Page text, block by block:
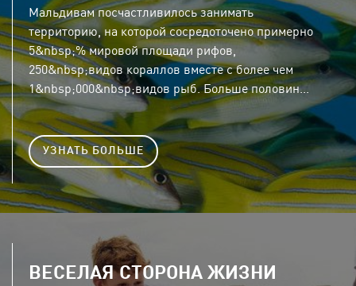
Мальдивам посчастливилось занимать
территорию, на которой сосредоточено примерно
5&nbsp;% мировой площади рифов,
250&nbsp;видов кораллов вместе с более чем
1&nbsp;000&nbsp;видов рыб. Больше половин...
УЗНАТЬ БОЛЬШЕ
ВЕСЕЛАЯ СТОРОНА ЖИЗНИ